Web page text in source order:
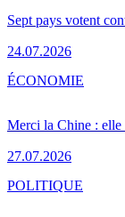
Sept pays votent
24.07.2026
Merci la Chine : elle
27.07.2026
ÉCONOMIE
POLITIQUE